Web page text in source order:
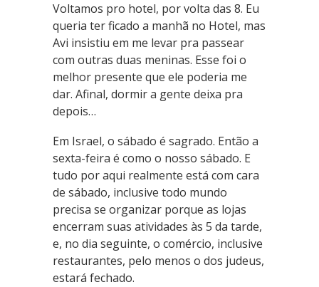
Voltamos pro hotel, por volta das 8. Eu
queria ter ficado a manhã no Hotel, mas
Avi insistiu em me levar pra passear
com outras duas meninas. Esse foi o
melhor presente que ele poderia me
dar. Afinal, dormir a gente deixa pra
depois…
Em Israel, o sábado é sagrado. Então a
sexta-feira é como o nosso sábado. E
tudo por aqui realmente está com cara
de sábado, inclusive todo mundo
precisa se organizar porque as lojas
encerram suas atividades às 5 da tarde,
e, no dia seguinte, o comércio, inclusive
restaurantes, pelo menos o dos judeus,
estará fechado.